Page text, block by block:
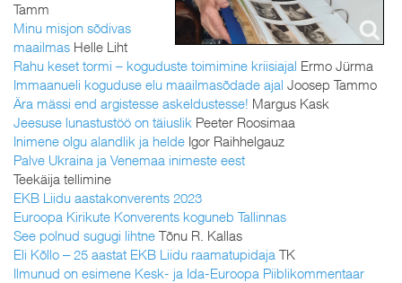
Tamm
Minu misjon sõdivas
maailmas Helle Liht
Rahu keset tormi – koguduste toimimine kriisiajal Ermo Jürma
Immaanueli koguduse elu maailmasõdade ajal Joosep Tammo
Ära mässi end argistesse askeldustesse! Margus Kask
Jeesuse lunastustöö on täiuslik Peeter Roosimaa
Inimene olgu alandlik ja helde Igor Raihhelgauz
Palve Ukraina ja Venemaa inimeste eest
Teekäija tellimine
EKB Liidu aastakonverents 2023
Euroopa Kirikute Konverents koguneb Tallinnas
See polnud sugugi lihtne Tõnu R. Kallas
Eli Kõllo ‒ 25 aastat EKB Liidu raamatupidaja TK
Ilmunud on esimene Kesk- ja Ida-Euroopa Piiblikommentaar